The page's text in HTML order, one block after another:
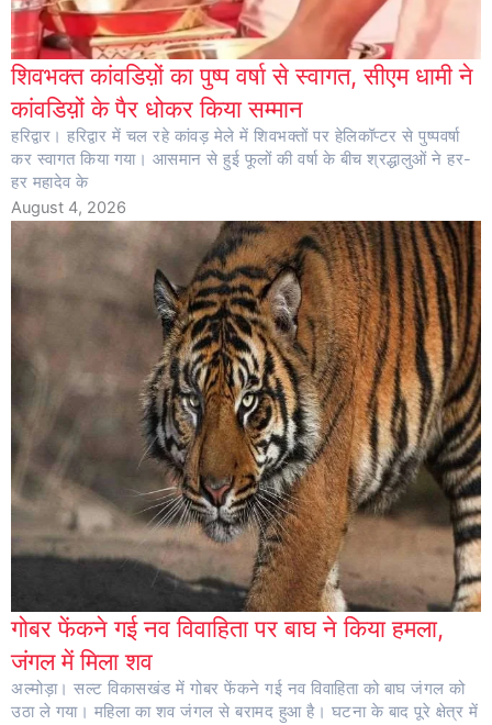
शिवभक्त कांवडिय़ों का पुष्प वर्षा से स्वागत, सीएम धामी ने
कांवडिय़ों के पैर धोकर किया सम्मान
हरिद्वार। हरिद्वार में चल रहे कांवड़ मेले में शिवभक्तों पर हेलिकॉप्टर से पुष्पवर्षा
कर स्वागत किया गया। आसमान से हुई फूलों की वर्षा के बीच श्रद्धालुओं ने हर-
हर महादेव के
August 4, 2026
गोबर फेंकने गई नव विवाहिता पर बाघ ने किया हमला,
जंगल में मिला शव
अल्मोड़ा। सल्ट विकासखंड में गोबर फेंकने गई नव विवाहिता को बाघ जंगल को
उठा ले गया। महिला का शव जंगल से बरामद हुआ है। घटना के बाद पूरे क्षेत्र में